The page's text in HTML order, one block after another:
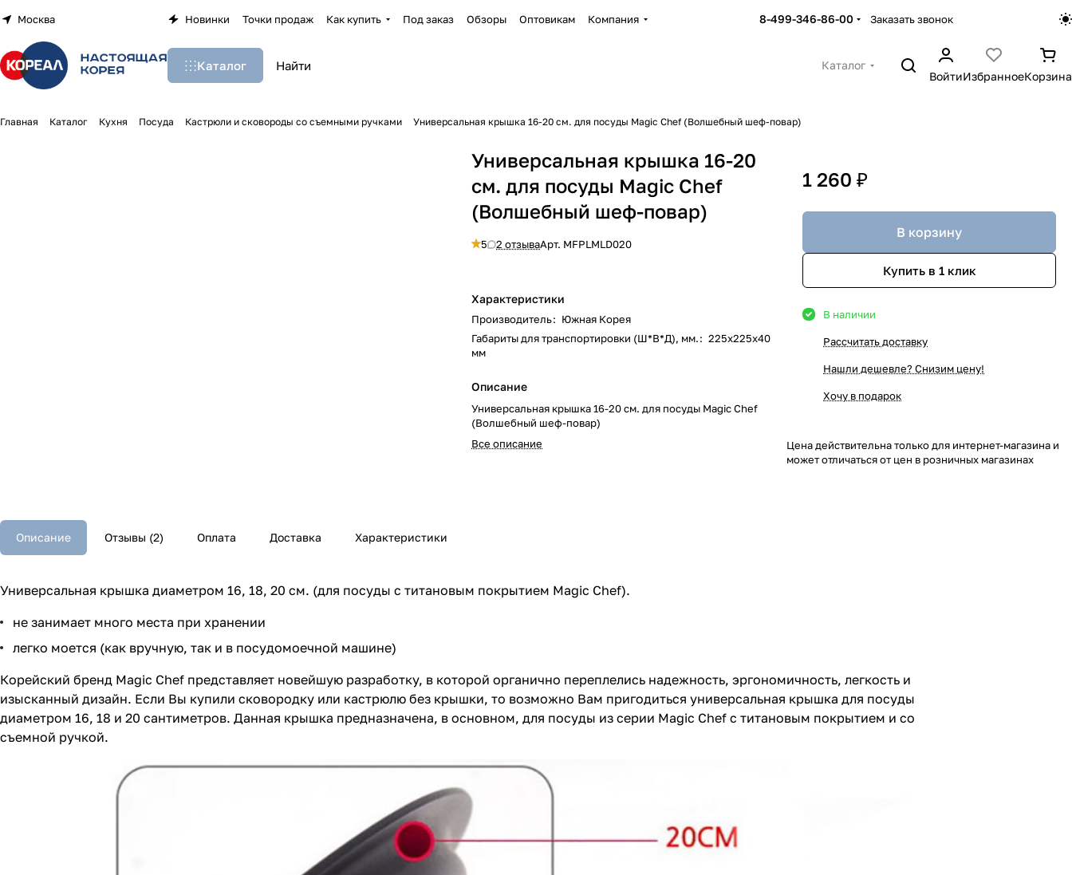
Москва Новинки Точки продаж Как купить Под заказ Обзоры Оптовикам Компания 8-499-346-86-00 Заказать звонок
Каталог
Каталог
ВойтиИзбранноеКорзина
Главная Каталог Кухня Посуда Кастрюли и сковороды со съемными ручками Универсальная крышка 16-20 см. для посуды Magic Chef (Волшебный шеф-повар)
Универсальная крышка 16-20
см. для посуды Magic Chef
(Волшебный шеф-повар)
5 2 отзываАрт. MFPLMLD020
Характеристики
Производитель: Южная Корея
Габариты для транспортировки (Ш*В*Д), мм.: 225х225х40
мм
Описание
Универсальная крышка 16-20 см. для посуды Magic Chef
(Волшебный шеф-повар)
Все описание
1 260 ₽
В корзину
Купить в 1 клик
В наличии
Рассчитать доставку
Нашли дешевле? Снизим цену!
Хочу в подарок
Цена действительна только для интернет-магазина и
может отличаться от цен в розничных магазинах
Описание Отзывы (2) Оплата Доставка Характеристики
Универсальная крышка диаметром 16, 18, 20 см. (для посуды с титановым покрытием Magic Chef).
не занимает много места при хранении
легко моется (как вручную, так и в посудомоечной машине)
Корейский бренд Magic Chef представляет новейшую разработку, в которой органично переплелись надежность, эргономичность, легкость и
изысканный дизайн. Если Вы купили сковородку или кастрюлю без крышки, то возможно Вам пригодиться универсальная крышка для посуды
диаметром 16, 18 и 20 сантиметров. Данная крышка предназначена, в основном, для посуды из серии Magic Chef с титановым покрытием и со
съемной ручкой.